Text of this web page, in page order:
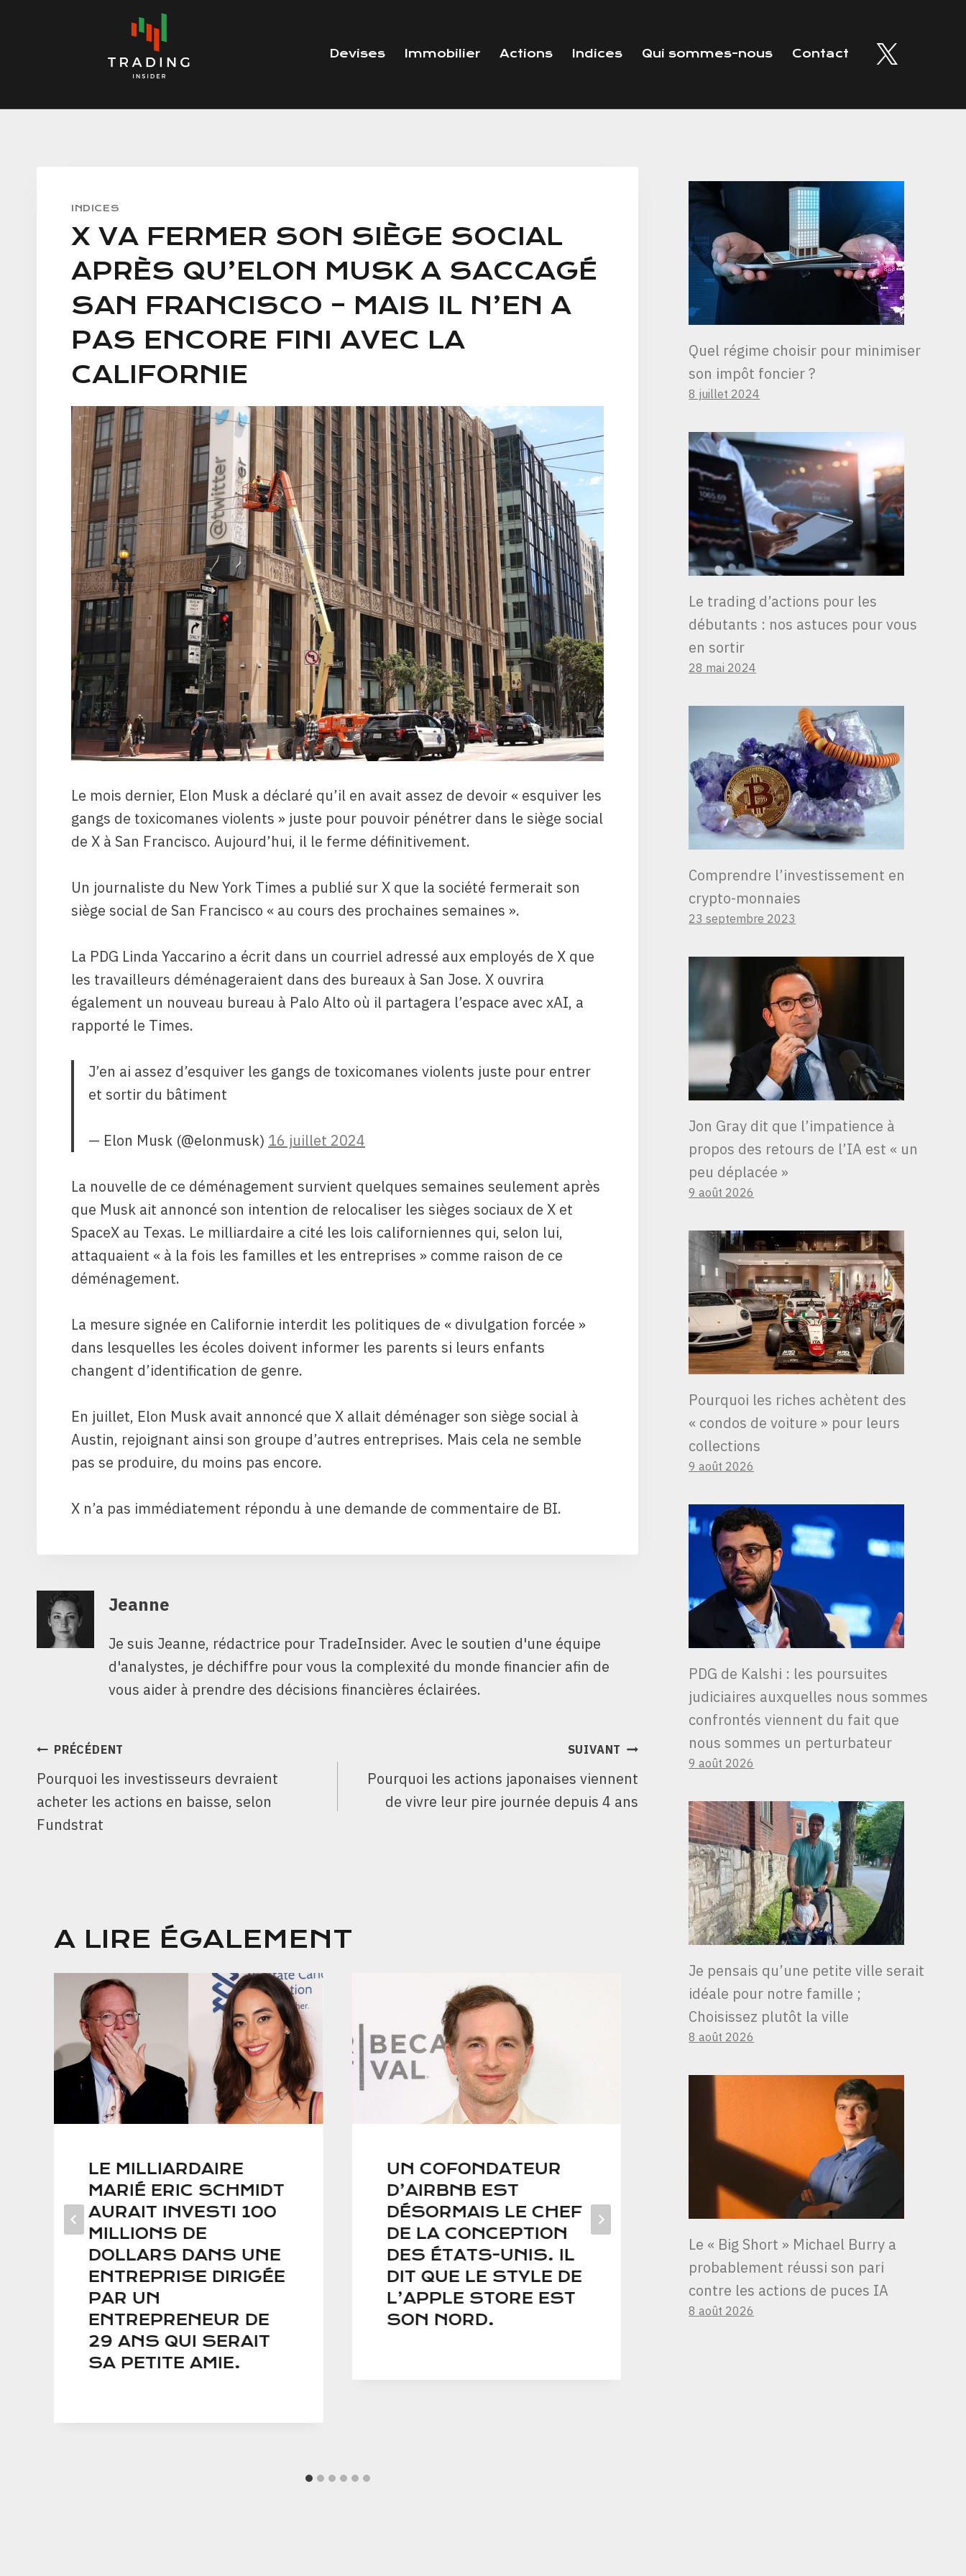
Devises Immobilier Actions Indices Qui sommes-nous Contact
INDICES
X VA FERMER SON SIÈGE SOCIAL
APRÈS QU’ELON MUSK A SACCAGÉ
SAN FRANCISCO – MAIS IL N’EN A
PAS ENCORE FINI AVEC LA
CALIFORNIE
Le mois dernier, Elon Musk a déclaré qu’il en avait assez de devoir « esquiver les
gangs de toxicomanes violents » juste pour pouvoir pénétrer dans le siège social
de X à San Francisco. Aujourd’hui, il le ferme définitivement.
Un journaliste du New York Times a publié sur X que la société fermerait son
siège social de San Francisco « au cours des prochaines semaines ».
La PDG Linda Yaccarino a écrit dans un courriel adressé aux employés de X que
les travailleurs déménageraient dans des bureaux à San Jose. X ouvrira
également un nouveau bureau à Palo Alto où il partagera l’espace avec xAI, a
rapporté le Times.
J’en ai assez d’esquiver les gangs de toxicomanes violents juste pour entrer
et sortir du bâtiment
— Elon Musk (@elonmusk) 16 juillet 2024
La nouvelle de ce déménagement survient quelques semaines seulement après
que Musk ait annoncé son intention de relocaliser les sièges sociaux de X et
SpaceX au Texas. Le milliardaire a cité les lois californiennes qui, selon lui,
attaquaient « à la fois les familles et les entreprises » comme raison de ce
déménagement.
La mesure signée en Californie interdit les politiques de « divulgation forcée »
dans lesquelles les écoles doivent informer les parents si leurs enfants
changent d’identification de genre.
En juillet, Elon Musk avait annoncé que X allait déménager son siège social à
Austin, rejoignant ainsi son groupe d’autres entreprises. Mais cela ne semble
pas se produire, du moins pas encore.
X n’a ​​pas immédiatement répondu à une demande de commentaire de BI.
Jeanne
Je suis Jeanne, rédactrice pour TradeInsider. Avec le soutien d'une équipe
d'analystes, je déchiffre pour vous la complexité du monde financier afin de
vous aider à prendre des décisions financières éclairées.
NAVIGATION
DE
L’ARTICLE
PRÉCÉDENT
Pourquoi les investisseurs devraient
acheter les actions en baisse, selon
Fundstrat
SUIVANT
Pourquoi les actions japonaises viennent
de vivre leur pire journée depuis 4 ans
A LIRE ÉGALEMENT
LE MILLIARDAIRE
MARIÉ ERIC SCHMIDT
AURAIT INVESTI 100
MILLIONS DE
DOLLARS DANS UNE
ENTREPRISE DIRIGÉE
PAR UN
ENTREPRENEUR DE
29 ANS QUI SERAIT
SA PETITE AMIE.
UN COFONDATEUR
D’AIRBNB EST
DÉSORMAIS LE CHEF
DE LA CONCEPTION
DES ÉTATS-UNIS. IL
DIT QUE LE STYLE DE
L’APPLE STORE EST
SON NORD.
L’INFLATION
POURRAIT
CONNAÎTRE UNE
INVESTISSEURS QUI
S’ATTENDENT À UN
« RÉSULTAT
PARFAIT » POUR
Quel régime choisir pour minimiser
son impôt foncier ?
8 juillet 2024
Le trading d’actions pour les
débutants : nos astuces pour vous
en sortir
28 mai 2024
Comprendre l’investissement en
crypto-monnaies
23 septembre 2023
Jon Gray dit que l’impatience à
propos des retours de l’IA est « un
peu déplacée »
9 août 2026
Pourquoi les riches achètent des
« condos de voiture » ​​pour leurs
collections
9 août 2026
PDG de Kalshi : les poursuites
judiciaires auxquelles nous sommes
confrontés viennent du fait que
nous sommes un perturbateur
9 août 2026
Je pensais qu’une petite ville serait
idéale pour notre famille ;
Choisissez plutôt la ville
8 août 2026
Le « Big Short » Michael Burry a
probablement réussi son pari
contre les actions de puces IA
8 août 2026